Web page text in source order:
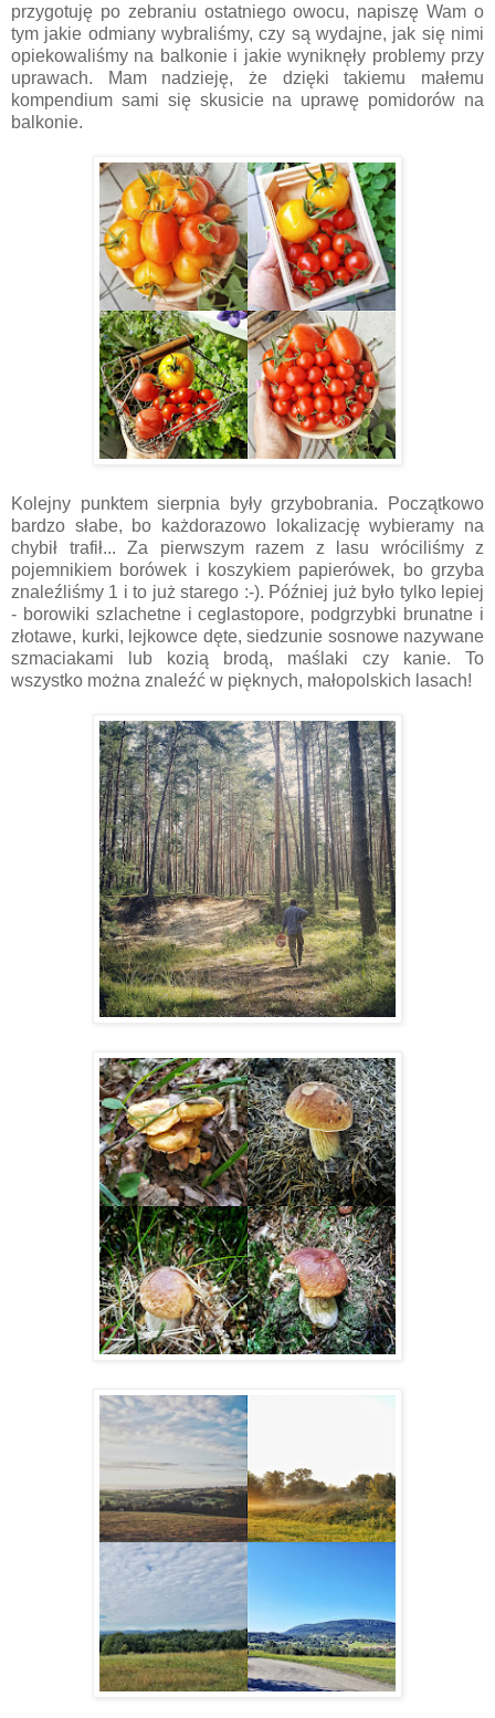
przygotuję po zebraniu ostatniego owocu, napiszę Wam o
tym jakie odmiany wybraliśmy, czy są wydajne, jak się nimi
opiekowaliśmy na balkonie i jakie wyniknęły problemy przy
uprawach. Mam nadzieję, że dzięki takiemu małemu
kompendium sami się skusicie na uprawę pomidorów na
balkonie.
Kolejny punktem sierpnia były grzybobrania. Początkowo
bardzo słabe, bo każdorazowo lokalizację wybieramy na
chybił trafił... Za pierwszym razem z lasu wróciliśmy z
pojemnikiem borówek i koszykiem papierówek, bo grzyba
znaleźliśmy 1 i to już starego :-). Później już było tylko lepiej
- borowiki szlachetne i ceglastopore, podgrzybki brunatne i
złotawe, kurki, lejkowce dęte, siedzunie sosnowe nazywane
szmaciakami lub kozią brodą, maślaki czy kanie. To
wszystko można znaleźć w pięknych, małopolskich lasach!